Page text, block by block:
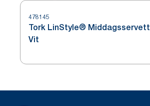
478145
Tork LinStyle® Middagsservett
Vit